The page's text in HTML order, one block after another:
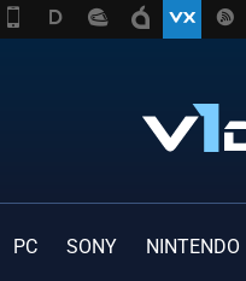
PC SONY NINTENDO